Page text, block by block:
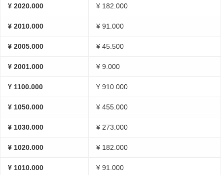
¥ 2020.000 ¥ 182.000
¥ 2010.000 ¥ 91.000
¥ 2005.000 ¥ 45.500
¥ 2001.000 ¥ 9.000
¥ 1100.000 ¥ 910.000
¥ 1050.000 ¥ 455.000
¥ 1030.000 ¥ 273.000
¥ 1020.000 ¥ 182.000
¥ 1010.000 ¥ 91.000